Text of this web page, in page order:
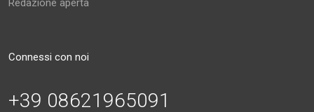
Redazione aperta
Connessi con noi
+39 08621965091